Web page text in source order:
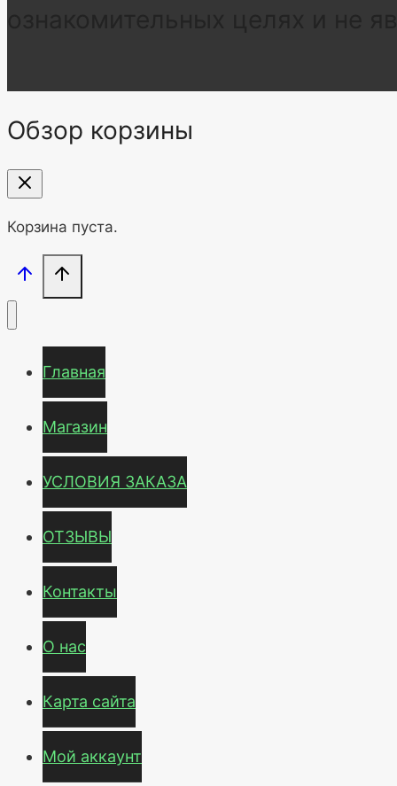
Обзор корзины
Корзина пуста.
Главная
Магазин
УСЛОВИЯ ЗАКАЗА
ОТЗЫВЫ
Контакты
О нас
Карта сайта
Мой аккаунт